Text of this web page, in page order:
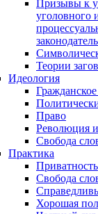
Призывы к
уголовного
Теории
Идеология
Право
Революция
Свобода
Практика
Приватность
Свобода
Хорошая